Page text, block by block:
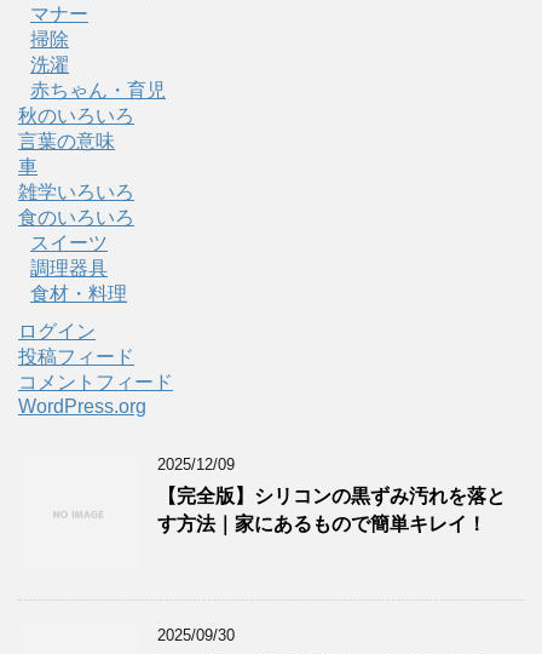
マナー
掃除
洗濯
赤ちゃん・育児
秋のいろいろ
言葉の意味
車
雑学いろいろ
食のいろいろ
スイーツ
調理器具
食材・料理
ログイン
投稿フィード
コメントフィード
WordPress.org
2025/12/09
【完全版】シリコンの黒ずみ汚れを落と
す方法｜家にあるもので簡単キレイ！
2025/09/30